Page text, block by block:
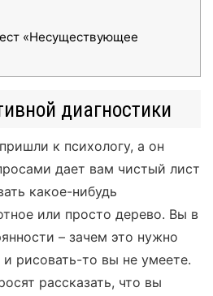
«Несуществующее
диагностики
к психологу, а он
дает вам чистый лист
какое-нибудь
или просто дерево. Вы в
– зачем это нужно
рисовать-то вы не умеете.
рассказать, что вы